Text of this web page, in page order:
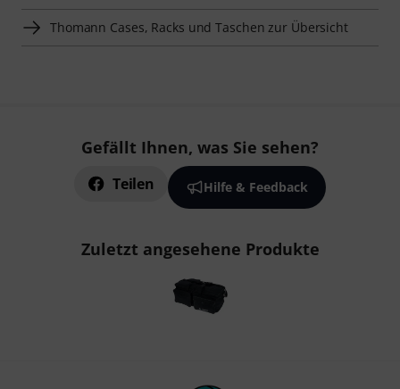
Thomann Cases, Racks und Taschen zur Übersicht
Gefällt Ihnen, was Sie sehen?
Teilen Hilfe & Feedback
Zuletzt angesehene Produkte